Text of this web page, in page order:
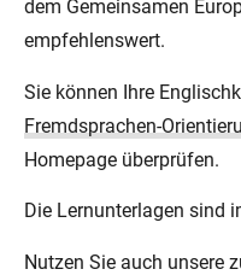
dem Gemeinsamen
empfehlenswert.
Sie können Ihre
Fremdsprachen-
Homepage überprüfen.
Die Lernunterlagen sind
Nutzen Sie auch unsere